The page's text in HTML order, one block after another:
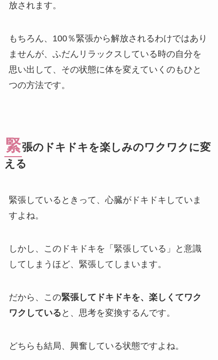
放されます。
もちろん、100％緊張から解放されるわけではあり
ませんが、ふだんリラックスしている時の自分を
思い出して、その状態に体を変えていくのもひと
つの方法です。
緊張のドキドキを楽しみのワクワクに変
える
緊張しているときって、心臓がドキドキしていま
すよね。
しかし、このドキドキを「緊張している」と意識
してしまうほど、緊張してしまいます。
だから、この緊張してドキドキを、楽しくてワク
ワクしている と、思考を変換するんです。
どちらも結局、興奮している状態ですよね。